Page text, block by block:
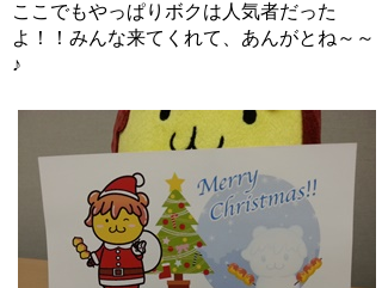
ここでもやっぱりボクは人気者だった
よ！！みんな来てくれて、あんがとね～～
♪